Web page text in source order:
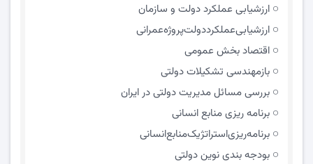
ارزشیابی عملکرد دولت و سازمان
ارزشیابی‌عملکرد‌دولت‌پروژه‌عمرانی
اقتصاد بخش عمومی
بازمهندسی تشکیلات دولتی
بررسی مسائل مدیریت دولتی در ایران
برنامه ریزی منابع انسانی
برنامه‌ریزی‌استراتژیک‌منابع‌انسانی
بودجه بندی نوین دولتی